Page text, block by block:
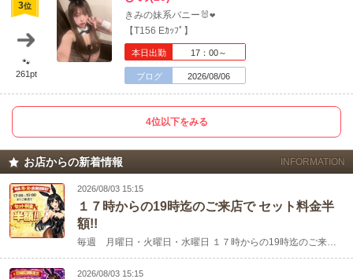
3位
🐾
261pt
きみの妹系バニー🐰‪‪❤︎‬
【T156 Eｶｯﾌﾟ】
本日出勤 17：00～
ブログ 2026/08/06
4位以下をみる
お店からの新着情報 INFORMATION
2026/08/03 15:15
１７時からの19時迄のご来店で セット料金半
額!!
毎週 月曜日・火曜日・水曜日 １７時からの19時迄のご来店で セット料金半額!! セット料金120分 1650円でご案内!! 是非お問合.....
2026/08/03 15:15